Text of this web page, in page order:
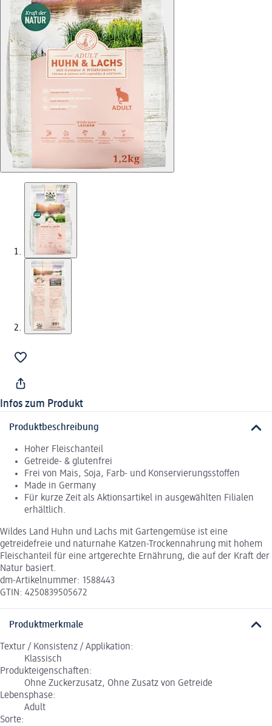
Infos zum Produkt
Produktbeschreibung
Hoher Fleischanteil
Getreide- & glutenfrei
Frei von Mais, Soja, Farb- und Konservierungsstoffen
Made in Germany
Für kurze Zeit als Aktionsartikel in ausgewählten Filialen
erhältlich.
Wildes Land Huhn und Lachs mit Gartengemüse ist eine
getreidefreie und naturnahe Katzen-Trockennahrung mit hohem
Fleischanteil für eine artgerechte Ernährung, die auf der Kraft der
Natur basiert.
dm-Artikelnummer: 1588443
GTIN: 4250839505672
Produktmerkmale
Textur / Konsistenz / Applikation:
Klassisch
Produkteigenschaften:
Ohne Zuckerzusatz, Ohne Zusatz von Getreide
Lebensphase:
Adult
Sorte: